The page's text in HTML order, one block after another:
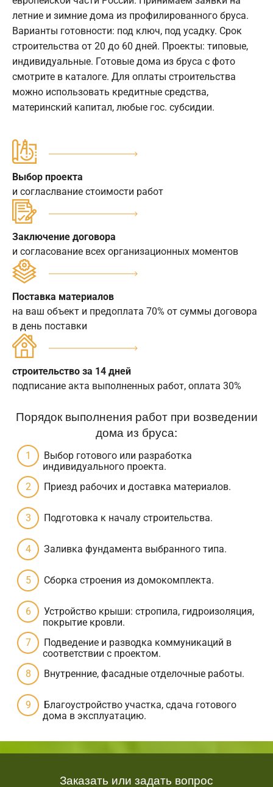
летние и зимние дома из профилированного бруса.
Варианты готовности: под ключ, под усадку. Срок
строительства от 20 до 60 дней. Проекты: типовые,
индивидуальные. Готовые дома из бруса с фото
смотрите в каталоге. Для оплаты строительства
можно использовать кредитные средства,
материнский капитал, любые гос. субсидии.
Выбор проекта
и согласлвание стоимости работ
Заключение договора
и согласование всех организационных моментов
Поставка материалов
на ваш объект и предоплата 70% от суммы договора
в день поставки
строительство за 14 дней
подписание акта выполненных работ, оплата 30%
Порядок выполнения работ при возведении
дома из бруса:
Выбор готового или разработка
индивидуального проекта.
Приезд рабочих и доставка материалов.
Подготовка к началу строительства.
Заливка фундамента выбранного типа.
Сборка строения из домокомплекта.
Устройство крыши: стропила, гидроизоляция,
покрытие кровли.
Подведение и разводка коммуникаций в
соответствии с проектом.
Внутренние, фасадные отделочные работы.
Благоустройство участка, сдача готового
дома в эксплуатацию.
Заказать или задать вопрос